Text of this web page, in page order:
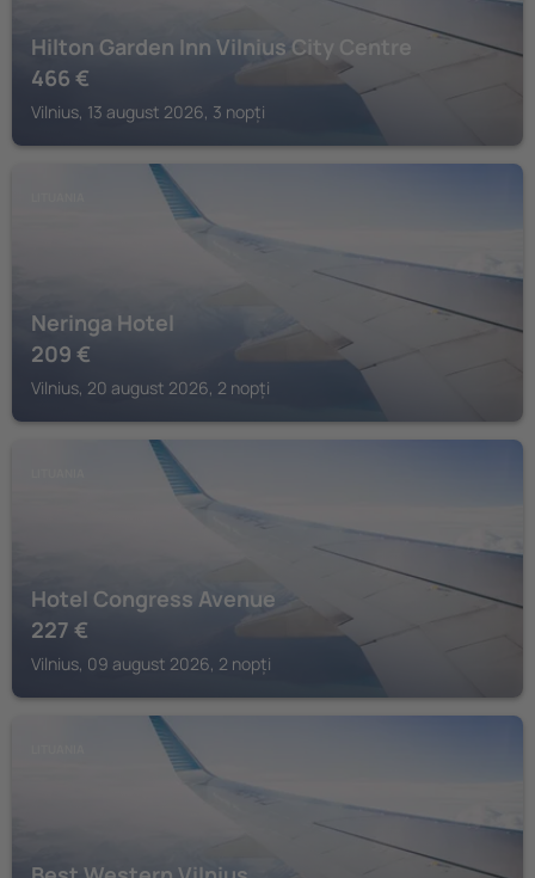
Hilton Garden Inn Vilnius City Centre
466 €
Vilnius, 13 august 2026, 3 nopți
Neringa Hotel
209 €
Vilnius, 20 august 2026, 2 nopți
Hotel Congress Avenue
227 €
Vilnius, 09 august 2026, 2 nopți